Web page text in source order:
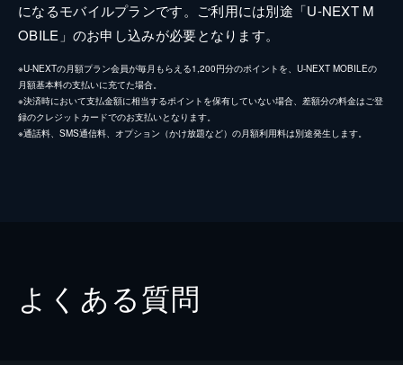
になるモバイルプランです。ご利用には別途「U-NEXT M
OBILE」のお申し込みが必要となります。
※U-NEXTの月額プラン会員が毎月もらえる1,200円分のポイントを、U-NEXT MOBILEの
月額基本料の支払いに充てた場合。
※決済時において支払金額に相当するポイントを保有していない場合、差額分の料金はご登
録のクレジットカードでのお支払いとなります。
※通話料、SMS通信料、オプション（かけ放題など）の月額利用料は別途発生します。
よくある質問